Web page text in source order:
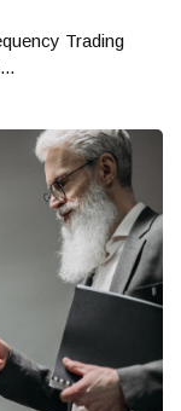
Trading